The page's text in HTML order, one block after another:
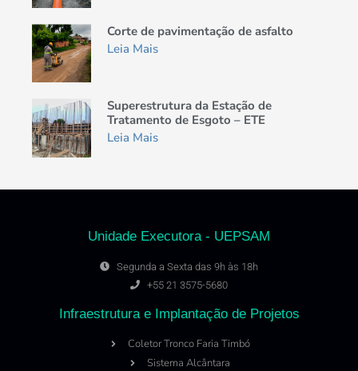
Corte de pavimentação de asfalto
Leia Mais
Superestrutura da Estação de
Tratamento de Esgoto – ETE
Leia Mais
Unidade Executora - UEPSAM
Segunda a Sexta das 9h às 18h
+55 21 3575-5680
Infraestrutura e Implantação de Projetos
Coletor Tronco Faria Timbó
Sistema Alcântara